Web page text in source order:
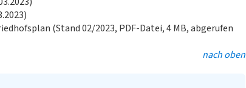
(Stand 02/2023, PDF-Datei, 4 MB, abgerufen
nach oben